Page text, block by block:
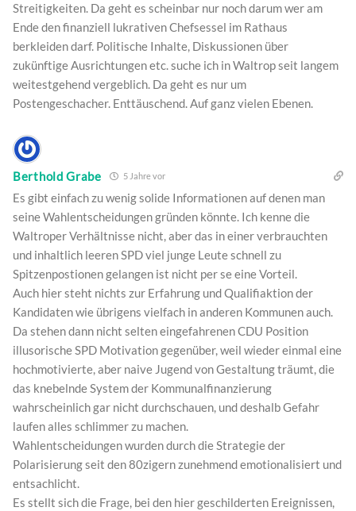
Streitigkeiten. Da geht es scheinbar nur noch darum wer am
Ende den finanziell lukrativen Chefsessel im Rathaus
berkleiden darf. Politische Inhalte, Diskussionen über
zukünftige Ausrichtungen etc. suche ich in Waltrop seit langem
weitestgehend vergeblich. Da geht es nur um
Postengeschacher. Enttäuschend. Auf ganz vielen Ebenen.
Berthold Grabe 5 Jahre vor
Es gibt einfach zu wenig solide Informationen auf denen man
seine Wahlentscheidungen gründen könnte. Ich kenne die
Waltroper Verhältnisse nicht, aber das in einer verbrauchten
und inhaltlich leeren SPD viel junge Leute schnell zu
Spitzenpostionen gelangen ist nicht per se eine Vorteil.
Auch hier steht nichts zur Erfahrung und Qualifiaktion der
Kandidaten wie übrigens vielfach in anderen Kommunen auch.
Da stehen dann nicht selten eingefahrenen CDU Position
illusorische SPD Motivation gegenüber, weil wieder einmal eine
hochmotivierte, aber naive Jugend von Gestaltung träumt, die
das knebelnde System der Kommunalfinanzierung
wahrscheinlich gar nicht durchschauen, und deshalb Gefahr
laufen alles schlimmer zu machen.
Wahlentscheidungen wurden durch die Strategie der
Polarisierung seit den 80zigern zunehmend emotionalisiert und
entsachlicht.
Es stellt sich die Frage, bei den hier geschilderten Ereignissen,